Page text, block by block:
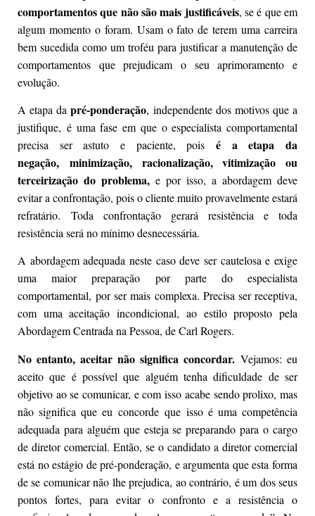
comportamentos que não são mais justificáveis, se é que em
algum momento o foram. Usam o fato de terem uma carreira
bem sucedida como um troféu para justificar a manutenção de
comportamentos que prejudicam o seu aprimoramento e
evolução.
A etapa dapré-ponderação, independente dos motivos que a
justifique, é uma fase em que o especialista comportamental
precisa ser astuto e paciente, pois é a etapa da
negação, minimização, racionalização, vitimização ou
terceirização do problema, e por isso, a abordagem deve
evitar a confrontação, pois o cliente muito provavelmente estará
refratário. Toda confrontação gerará resistência e toda
resistência será no mínimo desnecessária.
A abordagem adequada neste caso deve ser cautelosa e exige
uma maior preparação por parte do especialista
comportamental, por ser mais complexa. Precisa ser receptiva,
com uma aceitação incondicional, ao estilo proposto pela
Abordagem Centrada na Pessoa, de Carl Rogers.
No entanto, aceitar não significa concordar. Vejamos: eu
aceito que é possível que alguém tenha dificuldade de ser
objetivo ao se comunicar, e com isso acabe sendo prolixo, mas
não significa que eu concorde que isso é uma competência
adequada para alguém que esteja se preparando para o cargo
de diretor comercial. Então, se o candidato a diretor comercial
está no estágio de pré-ponderação, e argumenta que esta forma
de se comunicar não lhe prejudica, ao contrário, é um dos seus
pontos fortes, para evitar o confronto e a resistência o